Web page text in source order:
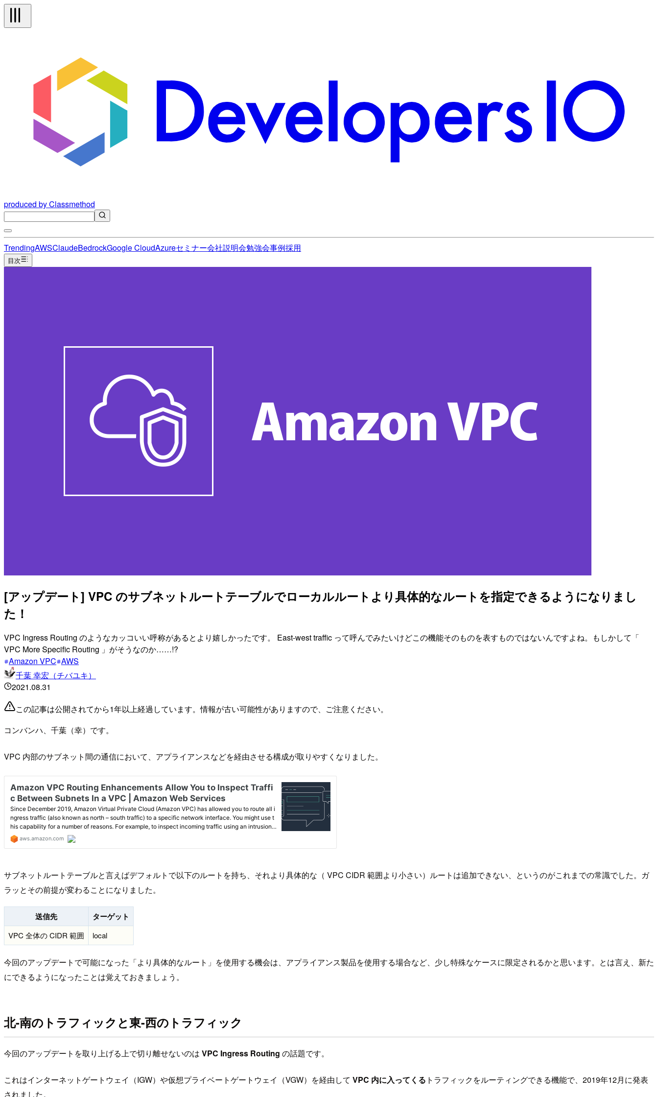
produced by Classmethod
TrendingAWSClaudeBedrockGoogle CloudAzureセミナー会社説明会勉強会事例採用
目次
[アップデート] VPC のサブネットルートテーブルでローカルルートより具体的なルートを指定できるようになりまし
た！
VPC Ingress Routing のようなカッコいい呼称があるとより嬉しかったです。 East-west traffic って呼んでみたいけどこの機能そのものを表すものではないんですよね。もしかして「
VPC More Specific Routing 」がそうなのか……!?
Amazon VPC AWS
千葉 幸宏（チバユキ）
2021.08.31
この記事は公開されてから1年以上経過しています。情報が古い可能性がありますので、ご注意ください。
コンバンハ、千葉（幸）です。
VPC 内部のサブネット間の通信において、アプライアンスなどを経由させる構成が取りやすくなりました。
サブネットルートテーブルと言えばデフォルトで以下のルートを持ち、それより具体的な（ VPC CIDR 範囲より小さい）ルートは追加できない、というのがこれまでの常識でした。ガ
ラッとその前提が変わることになりました。
送信先 ターゲット
VPC 全体の CIDR 範囲 local
今回のアップデートで可能になった「より具体的なルート」を使用する機会は、アプライアンス製品を使用する場合など、少し特殊なケースに限定されるかと思います。とは言え、新た
にできるようになったことは覚えておきましょう。
北-南のトラフィックと東-西のトラフィック
今回のアップデートを取り上げる上で切り離せないのは VPC Ingress Routing の話題です。
これはインターネットゲートウェイ（IGW）や仮想プライベートゲートウェイ（VGW）を経由して VPC 内に入ってくる トラフィックをルーティングできる機能で、2019年12月に発表
されました。